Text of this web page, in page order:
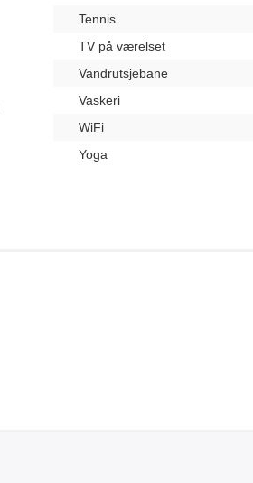
Tennis
TV på værelset
Vandrutsjebane
Vaskeri
WiFi
Yoga